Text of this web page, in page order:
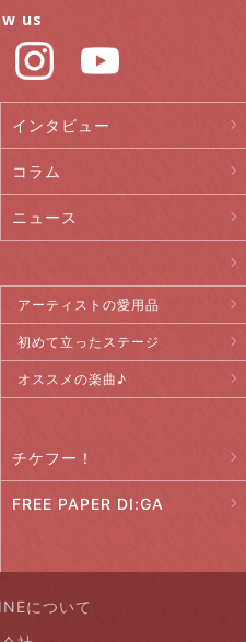
インタビュー
コラム
ニュース
アーティストの愛用品
初めて立ったステージ
オススメの楽曲♪
チケフー！
FREE PAPER DI:GA
us
について